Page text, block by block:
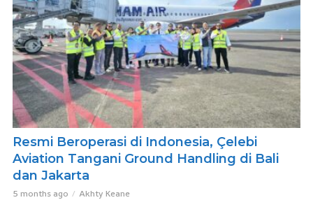
Resmi Beroperasi di Indonesia, Çelebi
Aviation Tangani Ground Handling di Bali
dan Jakarta
5 months ago Akhty Keane